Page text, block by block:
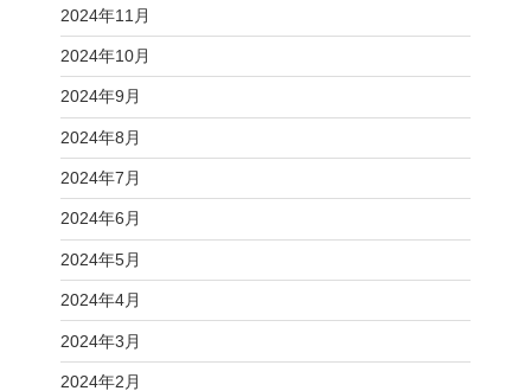
2024年11月
2024年10月
2024年9月
2024年8月
2024年7月
2024年6月
2024年5月
2024年4月
2024年3月
2024年2月